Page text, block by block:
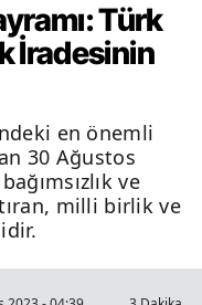
Türk
İradesinin
en önemli
30 Ağustos
ve
milli birlik ve